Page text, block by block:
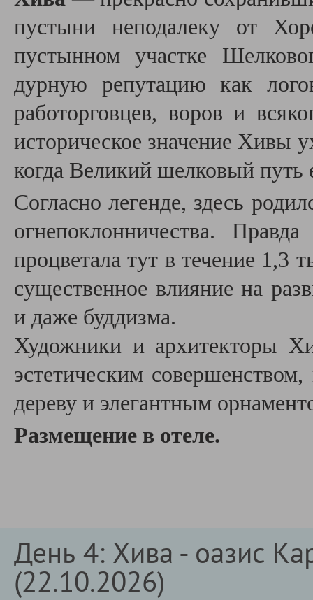
пустыни неподалеку от
пустынном участке
дурную репутацию как
работорговцев, воров и
историческое значение Хивы
когда Великий шелковый
Согласно легенде, здесь
огнепоклонничества.
процветала тут в течение 1,3
существенное влияние на
и даже буддизма.
Художники и архитекторы
эстетическим
дереву и элегантным
Размещение в отеле.
День 4: Хива - оазис
(22.10.2026)